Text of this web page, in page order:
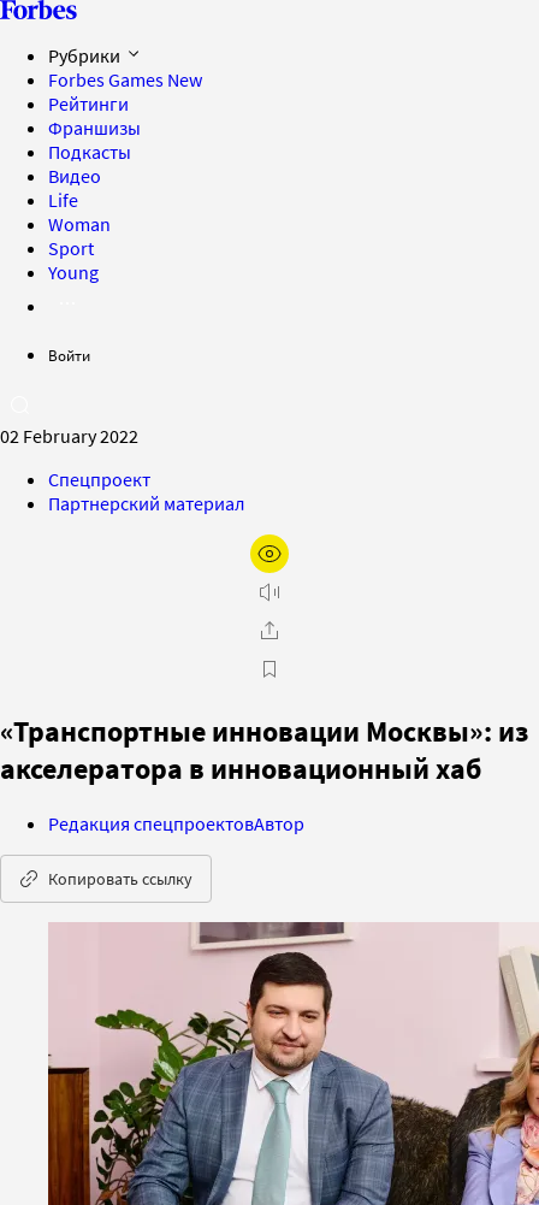
Рубрики
Forbes Games New
Рейтинги
Франшизы
Подкасты
Видео
Life
Woman
Sport
Young
Войти
02 February 2022
Спецпроект
Партнерский материал
«Транспортные инновации Москвы»: из
акселератора в инновационный хаб
Редакция спецпроектовАвтор
Копировать ссылку